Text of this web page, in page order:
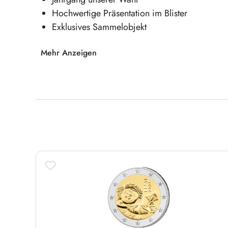
Hochwertige Präsentation im Blister
Exklusives Sammelobjekt
Sichern Sie sich den Andorra Eurosatz und
Mehr Anzeigen